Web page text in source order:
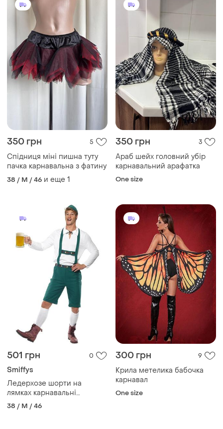
350 грн 5
Спідниця міні пишна туту
пачка карнавальна з фатину
38 / M / 46 и еще 1
350 грн 3
Араб шейх головний убір
карнавальний арафатка
One size
501 грн 0
Smiffys
Ледерхозе шорти на
лямках карнавальні
баварські альпійські
октоберфест
38 / M / 46
300 грн 9
Крила метелика бабочка
карнавал
One size